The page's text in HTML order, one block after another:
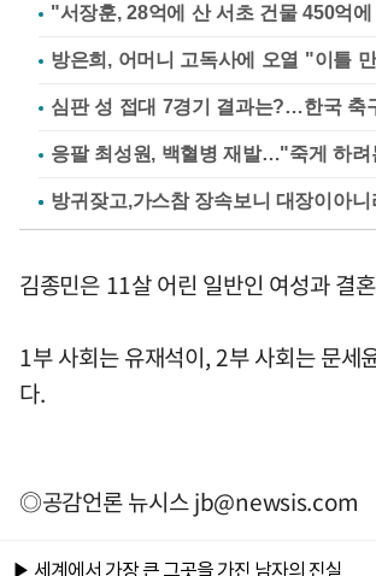
"서장훈, 28억에 산 서초 건물 450억
방은희, 어머니 고독사에 오열 "이틀
심판 성 접대 7경기 결과는?…한국 축
응팔 최성원, 백혈병 재발…"죽게 하려
김종민은 11살 어린 일반인 여성과 결
1부 사회는 유재석이, 2부 사회는 문세
다.
◎공감언론 뉴시스jb@newsis.com